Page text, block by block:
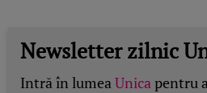
Newsletter zilnic
Intră în lumeaUnicapentru